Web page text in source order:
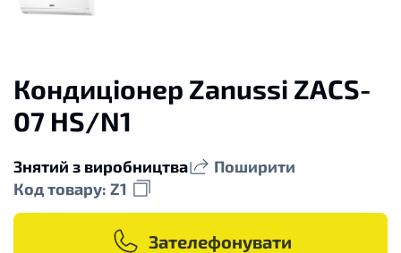
Кондиціонер Zanussi ZACS-
07 HS/N1
Знятий з виробництва
Поширити
Код товару: Z1
Зателефонувати